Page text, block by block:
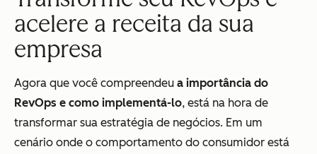
acelere a receita da sua
empresa
Agora que você compreendeu a importância do
RevOps e como implementá-lo, está na hora de
transformar sua estratégia de negócios. Em um
cenário onde o comportamento do consumidor está